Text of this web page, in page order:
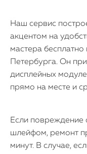
Наш сервис
акцентом на
мастера
Петербурга. Он
дисплейных
прямо на месте и
Если повреждение
шлейфом, ремонт
минут. В случае,